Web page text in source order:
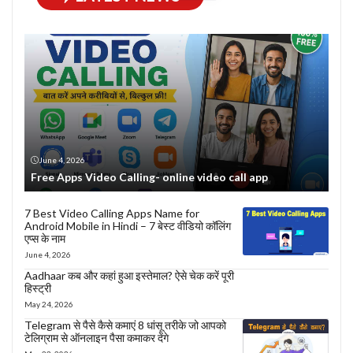
June 4, 2026
Free Apps Video Calling- online video call app
7 Best Video Calling Apps Name for
Android Mobile in Hindi – 7 बेस्ट वीडियो कॉलिंग
एप्स के नाम
June 4, 2026
Aadhaar कब और कहां हुआ इस्तेमाल? ऐसे चेक करें पूरी
हिस्ट्री
May 24, 2026
Telegram से पैसे कैसे कमाएं 8 धांसू तरीके जो आपको
टेलिग्राम से ऑनलाइन पैसा कमाकर देंगे